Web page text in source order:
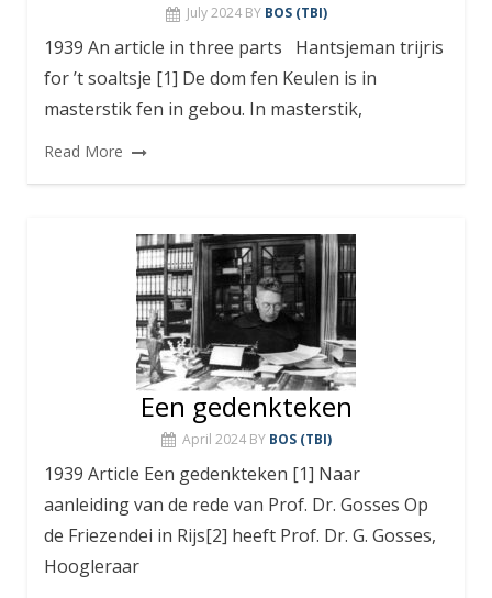
July 2024 BY BOS (TBI)
1939 An article in three parts Hantsjeman trijris
for ’t soaltsje [1] De dom fen Keulen is in
masterstik fen in gebou. In masterstik,
Read More
Een gedenkteken
April 2024 BY BOS (TBI)
1939 Article Een gedenkteken [1] Naar
aanleiding van de rede van Prof. Dr. Gosses Op
de Friezendei in Rijs[2] heeft Prof. Dr. G. Gosses,
Hoogleraar